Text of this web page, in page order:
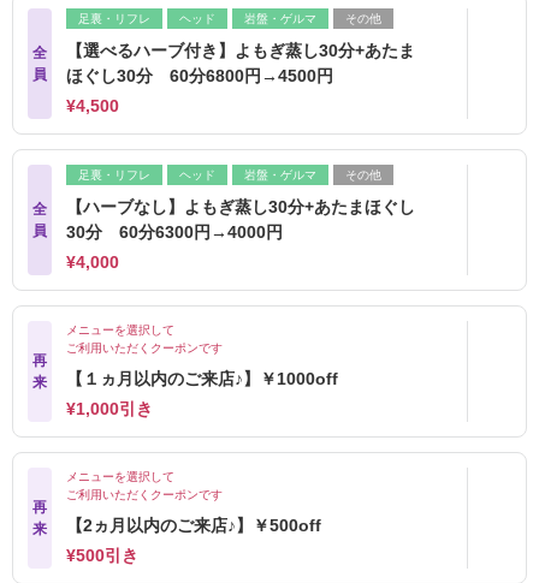
全
員
足裏・リフレ ヘッド 岩盤・ゲルマ その他
【選べるハーブ付き】よもぎ蒸し30分+あたま
ほぐし30分 60分6800円→4500円
¥4,500
全
員
足裏・リフレ ヘッド 岩盤・ゲルマ その他
【ハーブなし】よもぎ蒸し30分+あたまほぐし
30分 60分6300円→4000円
¥4,000
再
来
メニューを選択して
ご利用いただくクーポンです
【１ヵ月以内のご来店♪】￥1000off
¥1,000引き
再
来
メニューを選択して
ご利用いただくクーポンです
【2ヵ月以内のご来店♪】￥500off
¥500引き